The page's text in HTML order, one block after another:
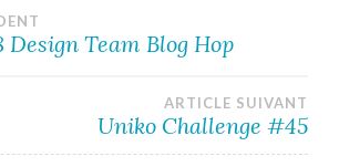
Design Team Blog Hop
ARTICLE SUIVANT
Uniko Challenge #45